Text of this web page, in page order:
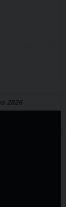
2026